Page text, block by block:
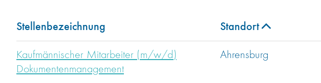
Stellenbezeichnung Standort
Kaufmännischer Mitarbeiter (m/w/d)
Dokumentenmanagement
Ahrensburg